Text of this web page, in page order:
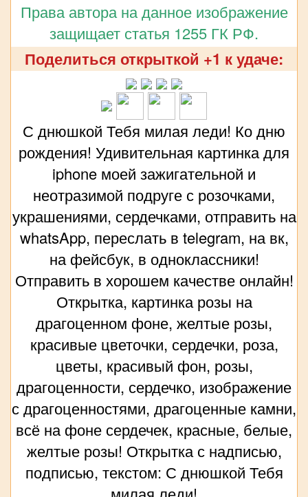
Права автора на данное изображение
защищает статья 1255 ГК РФ.
Поделиться открыткой +1 к удаче:
С днюшкой Тебя милая леди! Ко дню
рождения! Удивительная картинка для
iphone моей зажигательной и
неотразимой подруге с розочками,
украшениями, сердечками, отправить на
whatsApp, переслать в telegram, на вк,
на фейсбук, в одноклассники!
Отправить в хорошем качестве онлайн!
Открытка, картинка розы на
драгоценном фоне, желтые розы,
красивые цветочки, сердечки, роза,
цветы, красивый фон, розы,
драгоценности, сердечко, изображение
с драгоценностями, драгоценные камни,
всё на фоне сердечек, красные, белые,
желтые розы! Открытка с надписью,
подписью, текстом: С днюшкой Тебя